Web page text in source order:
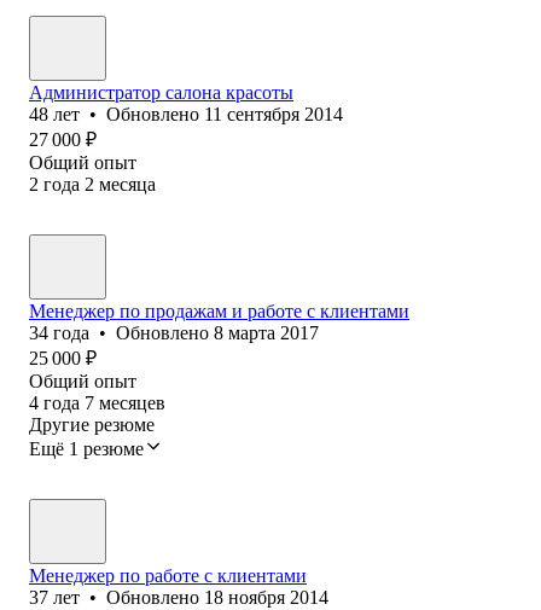
Администратор салона красоты
48 лет • Обновлено 11 сентября 2014
27 000 ₽
Общий опыт
2 года 2 месяца
Менеджер по продажам и работе с клиентами
34 года • Обновлено 8 марта 2017
25 000 ₽
Общий опыт
4 года 7 месяцев
Другие резюме
Ещё 1 резюме
Менеджер по работе с клиентами
37 лет • Обновлено 18 ноября 2014